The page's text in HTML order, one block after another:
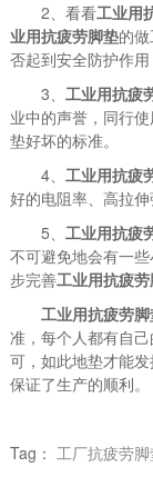
2、看看工业用
业用抗疲劳脚垫的
否起到安全防护作用
3、 工业用抗疲
业中的声誉，同行
垫好坏的标准。
4、 工业用抗疲
好的电阻率、高拉
5、 工业用抗疲
不可避免地会有一
步完善工业用抗疲
工业用抗疲劳
准，每个人都有自
可，如此地垫才能
保证了生产的顺利。
Tag： 工厂抗疲劳